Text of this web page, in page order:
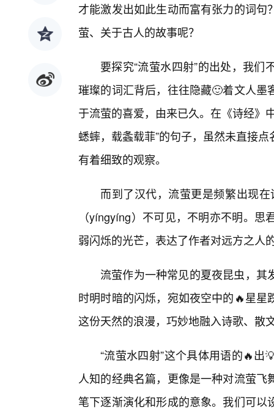
才能激发出如此生动而富有张力的词
萤、关于古人的故事呢？
要探究“流萤水四射”的出处，我
璀璨的词汇背后，往往隐藏🙂着文人
于流萤的喜爱，由来已久。在《诗经》
蟋蟀，载螽载菲”的句子，虽然未直接
有着细致的观察。
而到了汉代，流萤更是频繁出现
（yíngyíng）不可见，不明亦不明。思
弱闪烁的光芒，表达了作者对远方之人
流萤作为一种常见的夏夜昆虫，
时明时暗的闪烁，宛如夜空中的🔥星
这份天然的浪漫，巧妙地融入诗歌、散
“流萤水四射”这个具体用语的🔥
人知的经典名篇，更像是一种对流萤
笔下逐渐演化和形成的意象。我们可